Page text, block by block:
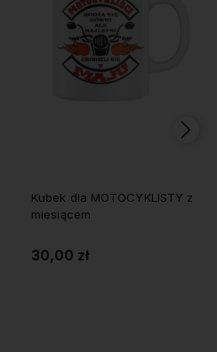
Kubek dla MOTOCYKLISTY z
miesiącem
30,00 zł